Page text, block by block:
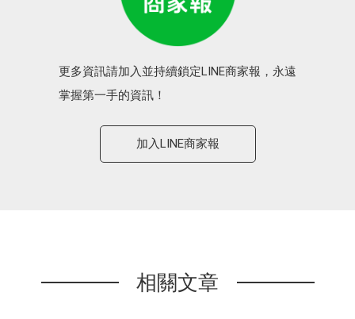
更多資訊請加入並持續鎖定LINE商家報，永遠
掌握第一手的資訊！
加入LINE商家報
相關文章